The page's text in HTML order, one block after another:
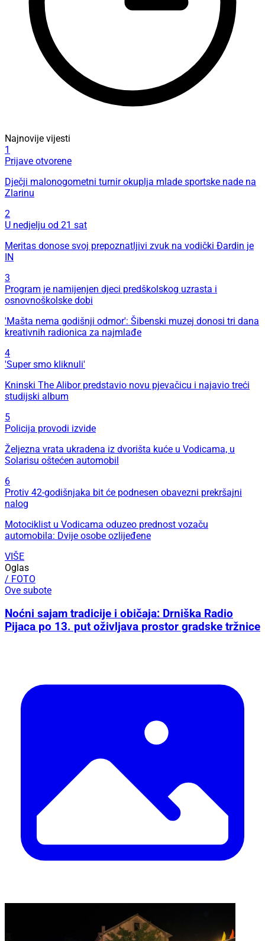
Najnovije vijesti
1
Prijave otvorene
Dječji malonogometni turnir okuplja mlade sportske nade na
Zlarinu
2
U nedjelju od 21 sat
Meritas donose svoj prepoznatljivi zvuk na vodički Đardin je
IN
3
Program je namijenjen djeci predškolskog uzrasta i
osnovnoškolske dobi
'Mašta nema godišnji odmor': Šibenski muzej donosi tri dana
kreativnih radionica za najmlađe
4
'Super smo kliknuli'
Kninski The Alibor predstavio novu pjevačicu i najavio treći
studijski album
5
Policija provodi izvide
Željezna vrata ukradena iz dvorišta kuće u Vodicama, u
Solarisu oštećen automobil
6
Protiv 42-godišnjaka bit će podnesen obavezni prekršajni
nalog
Motociklist u Vodicama oduzeo prednost vozaču
automobila: Dvije osobe ozlijeđene
VIŠE
Oglas
/ FOTO
Ove subote
Noćni sajam tradicije i običaja: Drniška Radio
Pijaca po 13. put oživljava prostor gradske tržnice